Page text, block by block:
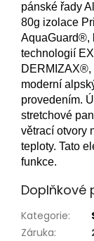
pánské řady
80g izolace
AquaGuard®,
technologií
DERMIZAX®,
moderní
provedením.
stretchové
větrací otvory
teploty. Tato
funkce.
Doplňkové
Kategorie:
Záruka: